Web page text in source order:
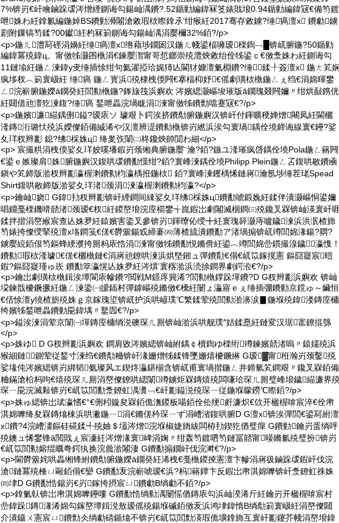
7%锛岃€屽噲鏀跺叆涔熷緸鍘诲勾鍚屾湡鐨?.52鍎勭編鍏冧笅婊戝埌0.94鍎勭編鍏冦€備笉鍍
呭姝わ紝鎿氱編鍦婥BS鐨勭浉闂滄敹瑕栨暩鎿氶’绀猴紝2017骞存敹鐪?缍瘑澶х 鐨勮鐪
剧附鏁镐笉鍒?00钀紝杓冧箣鍘诲勾鍚屾湡涓嬮檷32%銆?/p>
<p>鍦ㄦ澧冩硜涓嬶紝缍瘑澶х绺藉埗鐗囦汉鍦ㄦ帴鍙楅噰瑷檪鍧﹁█锛屼腑鍦?50鍎勭
編鍏冪殑鍏ц。甯傚牬灏囨槸涓€鍊嬮潪甯哥悊鎯崇殑澧炴敹绐佺牬鍙ｃ€傚洜姝わ紝鍘诲勾
11鏈堬紝鍦ㄥ湅鍏у叏缍插悇绀句氦濯掗珨娓犻亾閫犲嫝澶氭棩鐨?缍鍒╀簽澶х 鍦ㄤ笂
疯垑杈︿箣寰岋紝 缍瘑 鍦ㄥ寳浜殑棣栧偄闁€搴楅枊妤€傜劇璜栨槸鍦ㄥぇ绉€涓婂暉鐢
ㄥ浣嶄腑鍦嬫ā鐗癸紝閭勬槸鍦?鎽旇筏浜嬩欢 涔嬪緦灏嶇埈璀版ā鐗瑰叕闁嬭〃绀烘敮鎸侊
紝閮借兘澶犵湅鍑?缍瘑 鍫呭畾浣堝眬涓湅甯傚牬鐨勯噹蹇冦€?/p>
<p>鍦嬪濂緢鍝侀鎰?瑷庡ソ 璩艰卜鍔涘挤鐨勪腑鍦嬩汉锛屽付鍕曠稉婵熷闀凤紝閫欐
湰鏄洐璐忕殑浜嬫儏銆備絾浠や汉澶辨湜鐨勬槸锛岃繎浜涘勾寰堝鍝佺墝鍗诲線寰€鑸?娑
夊珜杈辫彲 鎴?绋棌姝ц 绛夎矤闈㈡柊鑱炴帥閴わ細</p>
<p> 宸撮粠涓栧偄娑夊珜姣嗘墦鍜岃颈缃典腑鍦嬮¨瀹?銆?鏃ユ湰璀疯啔鍝佺墝Pola鍦ㄥ簵闁
€鍙ｅ嫉璨肩姝腑鍦嬩汉鍑哄叆鐨勫憡绀?銆?寰峰湅鍝佺墝Philipp Plein鍦ㄥ叾鍑哄敭鐨凾
鎭や笂鍗版湁杈辫彲瀛楃溂鐨勬枃瀛楀拰鍦栨 銆?寰峰湅钁楀悕鏈嶈瀹氬埗缍茬珯Spead
Shirt鍑哄敭鍗版湁娑夊珜渚颈涓湅瀛楃溂鐨勬枃瀛?</p>
<p>鑰屾娆 G鍏劧杈辫彲锛屽緸鐧间綀娑夊珜绋棌姝ц鐨勫唬鍛婏紝鍒伴潰灏嶇恫鍙嬭
唱鐤戞檪鐖嗗嚭渚颈瑷€杈紝鍐嶅埌浣庢櫤鐢╅崑鍜岀劇闂滅棝鐧㈢殑鑱叉槑锛屾渶寰屽
鍒拌揩涓嶅緱宸查亾姝夛紝鎱嬪害鍌叉參锛岃鍕曢伈绶╋紝寰瑰簳灏庤嚧鐬湅浜洪泦楂斾
笉婊挎儏绶掔殑澶х垎鐧笺€傞€欎簺鍚戜締褰㈣薄楂旈潰鐨勫ア渚堝搧锛屼竴閭婂湪鍚?閷?
鐪嬮綂銆佷笉鏂蜂綆濮挎厠杩庡悎涓湅甯傚牬鐨勫悓鏅傦紝鍙︿竴閭婂嵒鏆撮湶鐬瀛愯
鐨勬瑕栨湰璩€傞€欐槸鏈€涓嶈兘鐐哄湅浜烘墍鎺ュ彈鐨勩€傝€屼笖鎵撹憲 鏂囧寲宸暟
鍜?鏂囧寲瑾ゅ崁 鐨勫箤瀛愰亾姝夛紝涔熼’寰楁湁浜涜捈鐧界劇鍔涖€?/p>
<p>鑰岀劇璜栨槸鍓涘墰閬庡幓鐨?閲戦Μ鐛庝簨浠?閭勬槸鐣跺墠鐨?D G杈辫彲浜嬩欢 锛屾
垜鍊戠櫦鐝撅紝鍦ㄥ湅鍌㈠皧鍤村彈鎼嶇殑鏅傚€欙紝闄ょ灜寤ｅぇ缍插弸鐨勭京鎲ゅ～鑶恒
€佸悇澶у獟楂旂殑姝ｇ京鎵瑰垽锛屼护浜哄嵃璞℃繁鍒荤殑閭勬湁濞涙▊鍦堢殑鍏溇鏄庢槦
绔嬪牬鍫呭畾鐨勭巼鍏堣〃鐜囥€?/p>
<p>鎰涘湅涓荤京闈㈠墠鏄庢槦绱涚礇琛ㄦ厠锛屾湁浜哄舰璞″姞鍒嗭紝鏈変汉琚寚鐐掍綔
</p>
<p>姝ゆ D G杈辫彲浜嬩欢 鐧肩敓涔嬪緦锛屾紨鍝￠櫝鍧ゆ檪绗竴鍊嬪嚭渚嗚〃鎱嬬殑浜
猴細鏈鍘荤従鍫寸湅绉€鐨勪粬锛屽湪姗熷牬鍒锋墜姗熺櫦鐝綝 G瑷▓甯秹瀚岃颈鑿殑
娑堟伅涔嬪緦锛岃綁韬氨璨风エ鍥炵灜鍖椾含锛屼甫寰堝揩鍦ㄥ井鍗氫笂鐧艰〃鑱叉槑銆備
粬鏋滄柗杩呴€熺殑琛ㄦ厠涓嶅儏鐐哄緦闈竴鐪炬槑鏄熺殑闆嗛珨琛ㄦ厠璧峰埌鐬緢濂界
琛ㄧ巼浣滅敤锛岃€屼笖閭勫洜鐐虹湡瀵﹁€屽彲鎰涚殑琛ㄧ従鍦堢矇鐒℃暩銆?/p>
<p>姝ゅ緦锛岀珷瀛愭€°€侀粌鏇夋槑銆佹潕鍐板啺銆佺伀绠皯濂炽€佽开楹楃啽宸淬€佺帇
淇婂嚤绛夋槑鏄熻棟浜哄潎鍦ㄧ涓€鏅傞枔琛ㄧず涓嶆渻鍑哄腑D G澶х锛涘彈閭€鍙冩紨澶
х鐨?4浣嶆澅鏂硅硴鍒╃殑妯＄壒涔熷浣堢椒婕旓紱闆栫劧鍥犵偤璧癉 G鐨勭鑰岃蛋绱呯
殑鐭ュ悕鐢锋ā閲戝ぇ宸濓紝涔熷湪寰崥涓婅〃绀轰笉鍍呬笉鏈冨嚭甯暥鏅氱殑璧扮锛岃
€屼笖閭勬嫆绲曞弮鍔犱换浣曟湁闂淒 G鐨勫搧鐗屽伐浣溿€?/p>
<p>閫欎簺姹哄畾缃锋紨鐨勪腑鍦嬫ā鐗癸紝浠栧€戞槸鍐掕憲澶卞幓涓嶈彶鏀跺叆鍜屽伐浣
滄鏈冪殑棰ㄩ毆銆傝€孌 G鐨勫叐浣嶄唬瑷€浜?杩簵鐔卞反鍜岀帇淇婂嚤锛屽洜鐐虹祩姝
㈣垏D G鐨勫悎鍚岃€岃鎵挎摂宸ㄩ鐨勮В绱勮不銆?/p>
<p>鎿氭倝锛岀帇淇婂嚤鑸嘍 G鐨勫悎绱勬湡闄愮偤鏄庡勾浜屾湀浠斤紝鑰岃开楹楃啽宸村
嵒鍏跺鏄湪浠婂勾鎵嶅墰鍓涚敖瑷傜殑鍚堢磩銆傚叐浜鸿垏鍏惰В绱勪箣寰岋紝涓嶅儏閮
介潰鑷ㄨ憲宸ㄩ鐨勯仌绱勮碃鍎熻不锛岃€屼笖閭勯渶瑕佹壙鎿斾互寰屽彲鑳芥帴涓嶅埌鍏